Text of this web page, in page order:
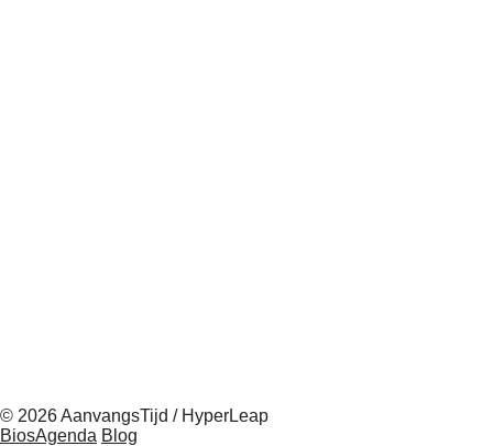
© 2026 AanvangsTijd / HyperLeap
BiosAgenda Blog